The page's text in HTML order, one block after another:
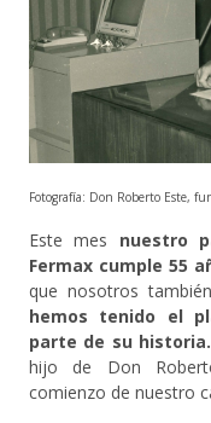
Fotografía: Don Roberto Este,
Este mes nuestro
Fermax cumple 55
que nosotros
hemos tenido el
parte de su historia.
hijo de Don
comienzo de nuestro